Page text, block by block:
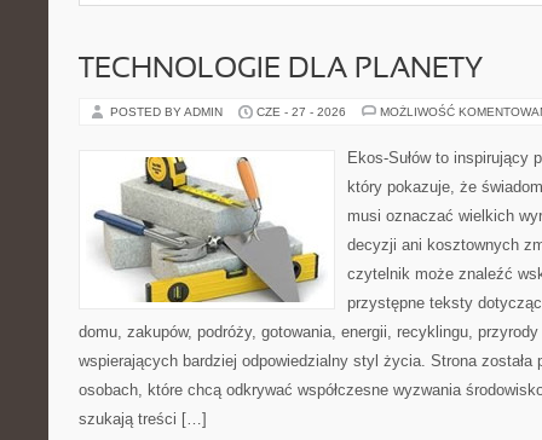
TECHNOLOGIE DLA PLANETY
POSTED BY ADMIN CZE - 27 - 2026 MOŻLIWOŚĆ
Ekos-Sułów to inspirujący
który pokazuje, że
musi oznaczać wielkich
decyzji ani kosztownych
czytelnik może znaleźć
przystępne teksty
domu, zakupów, podróży, gotowania, energii, recyklingu,
wspierających bardziej odpowiedzialny styl życia. Strona została
osobach, które chcą odkrywać współczesne wyzwania
szukają treści […]